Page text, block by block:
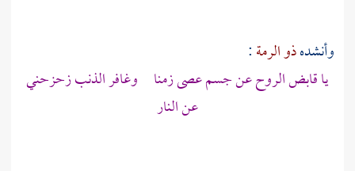
وأنشدهذو الرمة:
يا قابض الروح عن جسم عصى زمنا وغافر الذنب زحزحني
عن النار